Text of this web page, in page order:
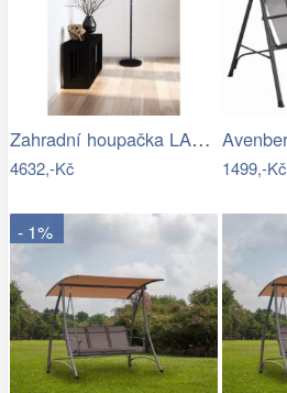
Zahradní houpačka LAMIA Tempo Kondela
4632,-Kč 1499,-Kč
- 1%